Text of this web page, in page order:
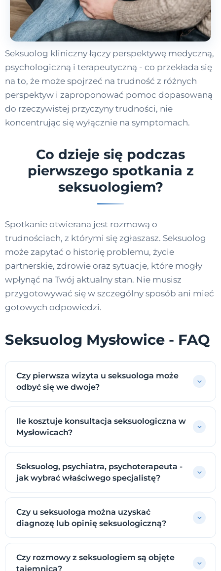
Seksuolog kliniczny łączy perspektywę medyczną,
psychologiczną i terapeutyczną - co przekłada się
na to, że może spojrzeć na trudność z różnych
perspektyw i zaproponować pomoc dopasowaną
do rzeczywistej przyczyny trudności, nie
koncentrując się wyłącznie na symptomach.
Co dzieje się podczas
pierwszego spotkania z
seksuologiem?
Spotkanie otwierana jest rozmową o
trudnościach, z którymi się zgłaszasz. Seksuolog
może zapytać o historię problemu, życie
partnerskie, zdrowie oraz sytuacje, które mogły
wpłynąć na Twój aktualny stan. Nie musisz
przygotowywać się w szczególny sposób ani mieć
gotowych odpowiedzi.
Seksuolog Mysłowice - FAQ
Czy pierwsza wizyta u seksuologa może
odbyć się we dwoje?
Ile kosztuje konsultacja seksuologiczna w
Mysłowicach?
Seksuolog, psychiatra, psychoterapeuta -
jak wybrać właściwego specjalistę?
Czy u seksuologa można uzyskać
diagnozę lub opinię seksuologiczną?
Czy rozmowy z seksuologiem są objęte
tajemnicą?